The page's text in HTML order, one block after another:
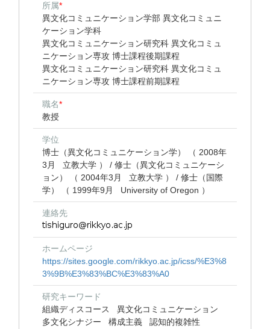
所属*
異文化コミュニケーション学部 異文化コミュニ
ケーション学科
異文化コミュニケーション研究科 異文化コミュ
ニケーション専攻 博士課程後期課程
異文化コミュニケーション研究科 異文化コミュ
ニケーション専攻 博士課程前期課程
職名*
教授
学位
博士（異文化コミュニケーション学） （ 2008年
3月 立教大学 ） / 修士（異文化コミュニケーシ
ョン） （ 2004年3月 立教大学 ） / 修士（国際
学） （ 1999年9月 University of Oregon ）
連絡先
ホームページ
https://sites.google.com/rikkyo.ac.jp/icss/%E3%8
3%9B%E3%83%BC%E3%83%A0
研究キーワード
組織ディスコース
異文化コミュニケーション
多文化シナジー
構成主義
認知的複雑性